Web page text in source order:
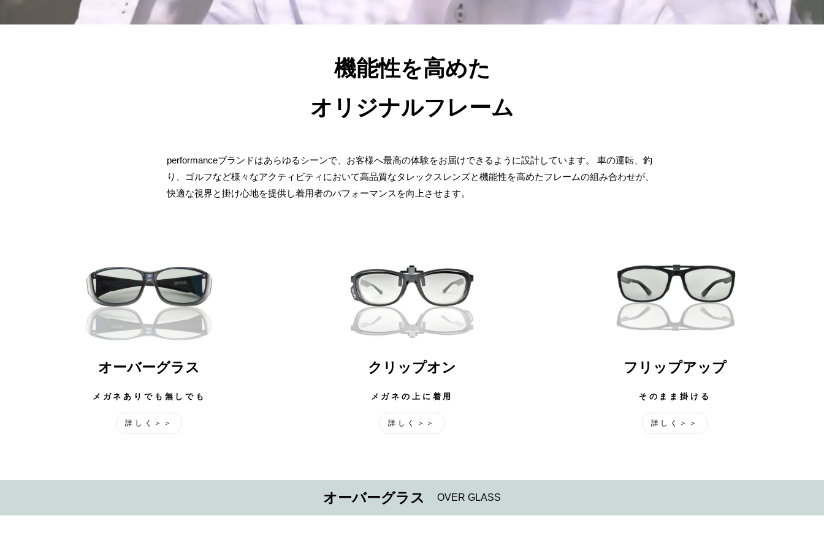
機能性を高めた
オリジナルフレーム
performanceブランドはあらゆるシーンで、お客様へ最高の体験をお届けできるように設計しています。 車の運転、釣
り、ゴルフなど様々なアクティビティにおいて高品質なタレックスレンズと機能性を高めたフレームの組み合わせが、
快適な視界と掛け心地を提供し着用者のパフォーマンスを向上させます。
オーバーグラス
メガネありでも無しでも
詳しく＞＞
クリップオン
メガネの上に着用
詳しく＞＞
フリップアップ
そのまま掛ける
詳しく＞＞
オーバーグラス OVER GLASS